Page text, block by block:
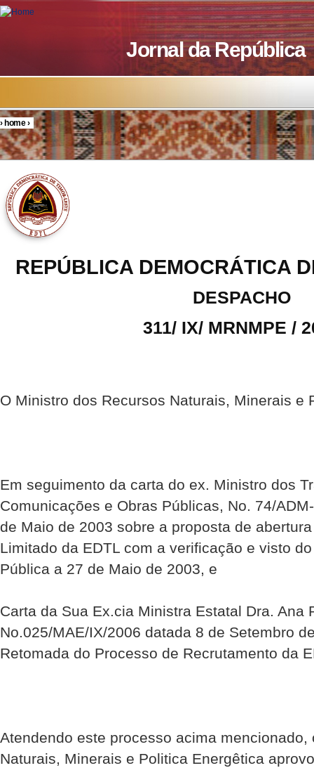
Skip to main content
Jornal da República
You are here
›home›
REPÚBLICA DEMOCRÁTICA
DESPACHO
311/ IX/ MRNMPE /
O Ministro dos Recursos Naturais, Minerais e
Em seguimento da carta do ex. Ministro dos
Comunicações e Obras Públicas, No. 74/
de Maio de 2003 sobre a proposta de
Limitado da EDTL com a verificação e visto
Pública a 27 de Maio de 2003, e
Carta da Sua Ex.cia Ministra Estatal Dra. Ana
No.025/MAE/IX/2006 datada 8 de Setembro
Retomada do Processo de Recrutamento da
Atendendo este processo acima
Naturais, Minerais e Politica Energêtica